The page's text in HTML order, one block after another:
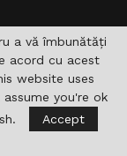
si consolidarea
îndeplinirea şi
formare,
realizarea
nu vizeaza in
a vă îmbunătăți
acord cu acest
website uses
you're ok
Accept